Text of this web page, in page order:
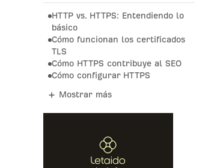
HTTP vs. HTTPS: Entendiendo lo
básico
Cómo funcionan los certificados
TLS
Cómo HTTPS contribuye al SEO
Cómo configurar HTTPS
Mostrar más